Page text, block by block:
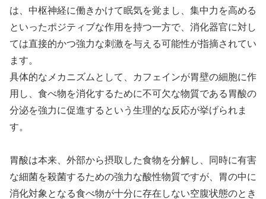
は、中枢神経に働きかけて眠気を覚まし、集中力を高める
といったポジティブな作用を持つ一方で、消化器官に対し
ては直接的かつ強力な刺激を与える可能性が指摘されてい
ます。
具体的なメカニズムとして、カフェインが胃壁の細胞に作
用し、食べ物を消化するために不可欠な物質である胃酸の
分泌を強力に促進するという生理的な反応が挙げられま
す。
胃酸は本来、外部から摂取した食物を分解し、同時に有害
な細菌を殺菌するための強力な酸性物質ですが、胃の中に
消化対象となる食べ物が十分に存在しない空腹状態のとき